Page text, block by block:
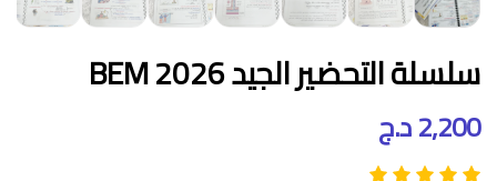
سلسلة التحضير الجيد BEM 2026
2,200د.ج